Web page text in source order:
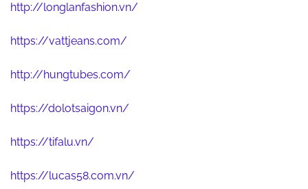
http://longlanfashion.vn/
https://vattjeans.com/
http://hungtubes.com/
https://dolotsaigon.vn/
https://tifalu.vn/
https://lucas58.com.vn/